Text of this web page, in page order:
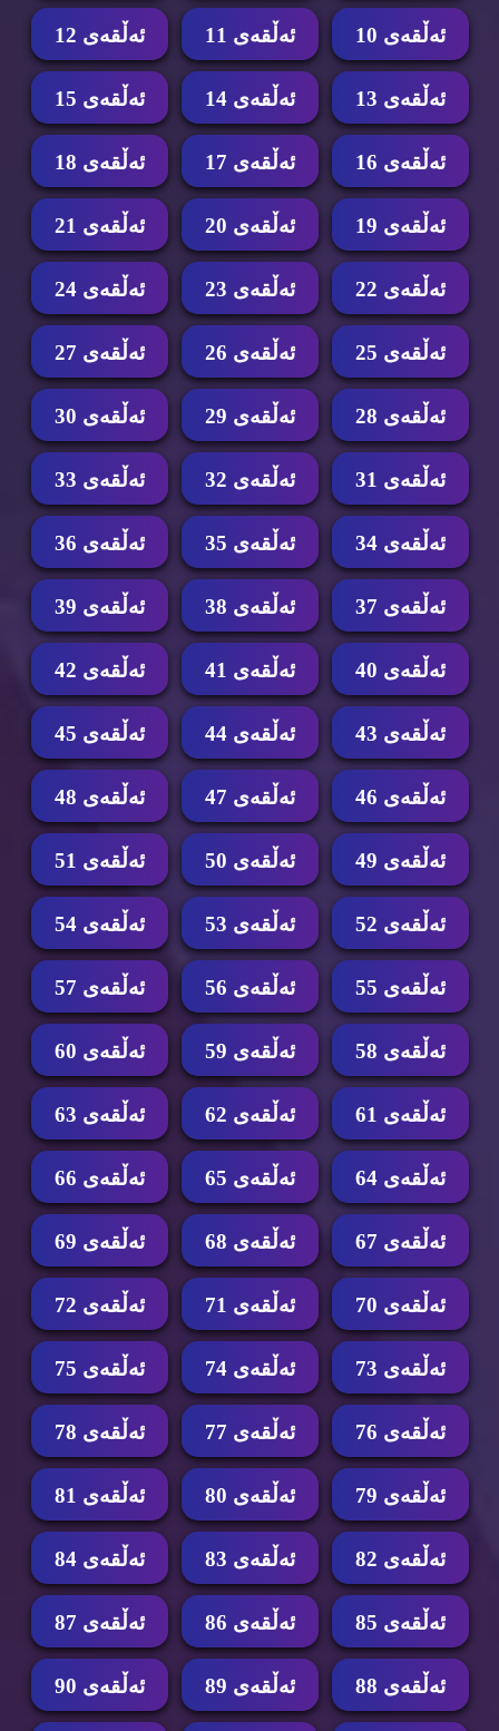
ئه‌ڵقه‌ی 10 ئه‌ڵقه‌ی 11 ئه‌ڵقه‌ی 12
ئه‌ڵقه‌ی 13 ئه‌ڵقه‌ی 14 ئه‌ڵقه‌ی 15
ئه‌ڵقه‌ی 16 ئه‌ڵقه‌ی 17 ئه‌ڵقه‌ی 18
ئه‌ڵقه‌ی 19 ئه‌ڵقه‌ی 20 ئه‌ڵقه‌ی 21
ئه‌ڵقه‌ی 22 ئه‌ڵقه‌ی 23 ئه‌ڵقه‌ی 24
ئه‌ڵقه‌ی 25 ئه‌ڵقه‌ی 26 ئه‌ڵقه‌ی 27
ئه‌ڵقه‌ی 28 ئه‌ڵقه‌ی 29 ئه‌ڵقه‌ی 30
ئه‌ڵقه‌ی 31 ئه‌ڵقه‌ی 32 ئه‌ڵقه‌ی 33
ئه‌ڵقه‌ی 34 ئه‌ڵقه‌ی 35 ئه‌ڵقه‌ی 36
ئه‌ڵقه‌ی 37 ئه‌ڵقه‌ی 38 ئه‌ڵقه‌ی 39
ئه‌ڵقه‌ی 40 ئه‌ڵقه‌ی 41 ئه‌ڵقه‌ی 42
ئه‌ڵقه‌ی 43 ئه‌ڵقه‌ی 44 ئه‌ڵقه‌ی 45
ئه‌ڵقه‌ی 46 ئه‌ڵقه‌ی 47 ئه‌ڵقه‌ی 48
ئه‌ڵقه‌ی 49 ئه‌ڵقه‌ی 50 ئه‌ڵقه‌ی 51
ئه‌ڵقه‌ی 52 ئه‌ڵقه‌ی 53 ئه‌ڵقه‌ی 54
ئه‌ڵقه‌ی 55 ئه‌ڵقه‌ی 56 ئه‌ڵقه‌ی 57
ئه‌ڵقه‌ی 58 ئه‌ڵقه‌ی 59 ئه‌ڵقه‌ی 60
ئه‌ڵقه‌ی 61 ئه‌ڵقه‌ی 62 ئه‌ڵقه‌ی 63
ئه‌ڵقه‌ی 64 ئه‌ڵقه‌ی 65 ئه‌ڵقه‌ی 66
ئه‌ڵقه‌ی 67 ئه‌ڵقه‌ی 68 ئه‌ڵقه‌ی 69
ئه‌ڵقه‌ی 70 ئه‌ڵقه‌ی 71 ئه‌ڵقه‌ی 72
ئه‌ڵقه‌ی 73 ئه‌ڵقه‌ی 74 ئه‌ڵقه‌ی 75
ئه‌ڵقه‌ی 76 ئه‌ڵقه‌ی 77 ئه‌ڵقه‌ی 78
ئه‌ڵقه‌ی 79 ئه‌ڵقه‌ی 80 ئه‌ڵقه‌ی 81
ئه‌ڵقه‌ی 82 ئه‌ڵقه‌ی 83 ئه‌ڵقه‌ی 84
ئه‌ڵقه‌ی 85 ئه‌ڵقه‌ی 86 ئه‌ڵقه‌ی 87
ئه‌ڵقه‌ی 88 ئه‌ڵقه‌ی 89 ئه‌ڵقه‌ی 90